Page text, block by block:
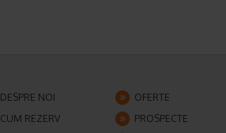
DESPRE NOI OFERTE
CUM REZERV
PROSPECTE